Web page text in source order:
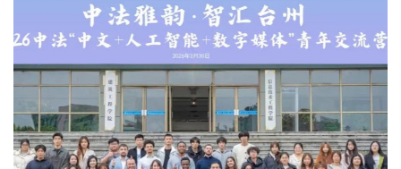
visiteurs une expérience immersive, tout
valorisant un partenariat international fort entre Paris et
Kyoto.